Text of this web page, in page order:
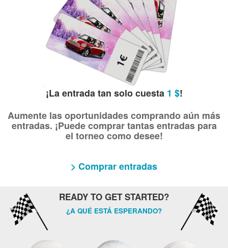
¡La entrada tan solo cuesta 1 $!
Aumente las oportunidades comprando aún más
entradas. ¡Puede comprar tantas entradas para
el torneo como desee!
> Comprar entradas
READY TO GET STARTED?
¿A QUÉ ESTÁ ESPERANDO?